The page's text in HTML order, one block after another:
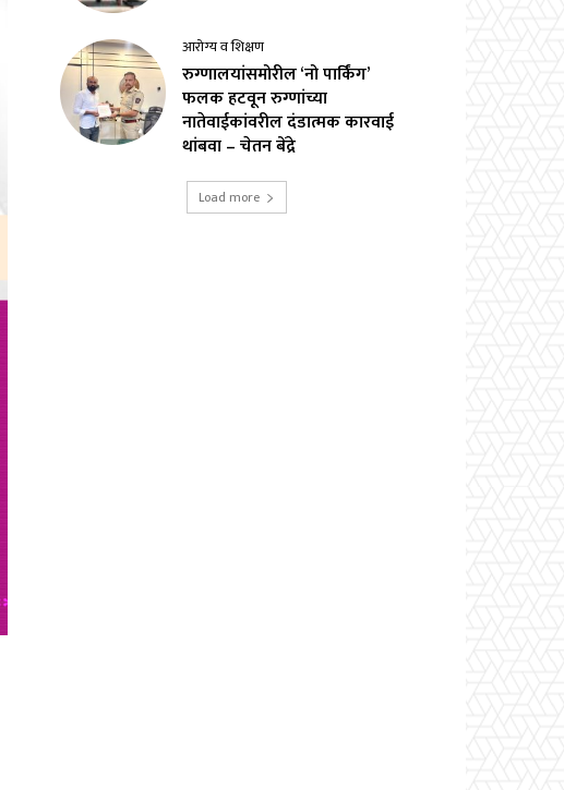
आरोग्य व शिक्षण
रुग्णालयांसमोरील ‘नो पार्किंग’
फलक हटवून रुग्णांच्या
नातेवाईकांवरील दंडात्मक कारवाई
थांबवा – चेतन बेंद्रे
Load more